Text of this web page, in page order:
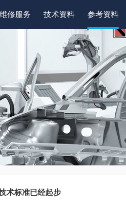
维修服务 技术资料 参考资料
术标准已经起步